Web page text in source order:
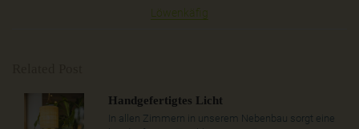
Löwenkäfig
Handgefertigtes Licht
In allen Zimmern in unserem Nebenbau sorgt eine